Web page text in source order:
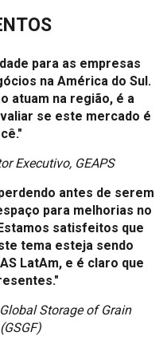
para as empresas
na América do Sul.
atuam na região, é a
se este mercado é
Executivo, GEAPS
antes de serem
para melhorias no
satisfeitos que
tema esteja sendo
LatAm, e é claro que
Storage of Grain